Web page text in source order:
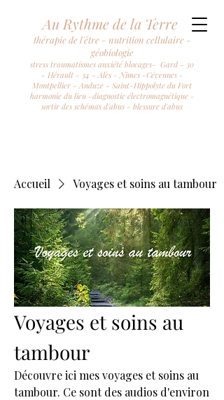
Au Rythme de la Terre
thérapie de l'être - nutrition cellulaire -
géobiologie
stress traumatismes anxiété blocages- Gard - 30
- Hérault - 34 - Alès - Nîmes -Cévennes -
Montpellier - Anduze - Saint-Hippolyte du Fort
harmonie du lieu -diagnostic électromagnétique -
sortir des schémas d'abus - blessure d'abus
Accueil Voyages et soins au tambour
Voyages et soins au
tambour
Découvre ici mes voyages et soins au
tambour. Ce sont des audios d'environ